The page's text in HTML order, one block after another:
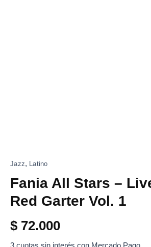
Jazz, Latino
Fania All Stars –
Red Garter Vol. 1
$ 72.000
3 cuotas sin interés con Mercado Pago